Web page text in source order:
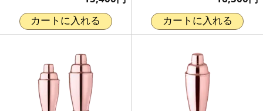
カートに入れる カートに入れる